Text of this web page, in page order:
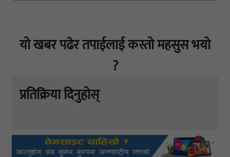
यो खबर पढेर तपाईलाई कस्तो महसुस भयो
?
प्रतिक्रिया दिनुहोस्